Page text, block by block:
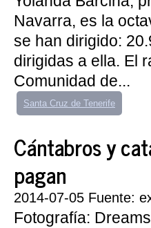
Navarra, es la
se han dirigido:
dirigidas a ella. El
Comunidad de...
Santa Cruz de Tenerife
Cántabros y
pagan
2014-07-05 Fuente:
Fotografía: